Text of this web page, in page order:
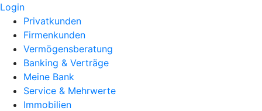
Login
Privatkunden
Firmenkunden
Vermögensberatung
Banking & Verträge
Meine Bank
Service & Mehrwerte
Immobilien